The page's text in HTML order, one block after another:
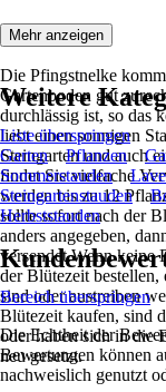
Beschreibung:
Die Pfingstnelke
Gartenboden gut
durchlässig ist, so das
liebt einen sonnigen
Steingarten und auch
findet Sie vielfache
werden bis zu 12
sollte sofort nach der
anders angegeben,
versendet.Wenn keine
der Blütezeit
sind oder austreiben
Blütezeit kaufen, sind
oder haben sich in die
neu gesetzt.
Mehr anzeigen
Weitere
Liste überspringen
Garten
Pflanzen
Sommerstauden
Steingartenstauden
Herbststauden
Bereich überspringen
Die Echtheit der
Bewertungen können
nachweislich genutzt